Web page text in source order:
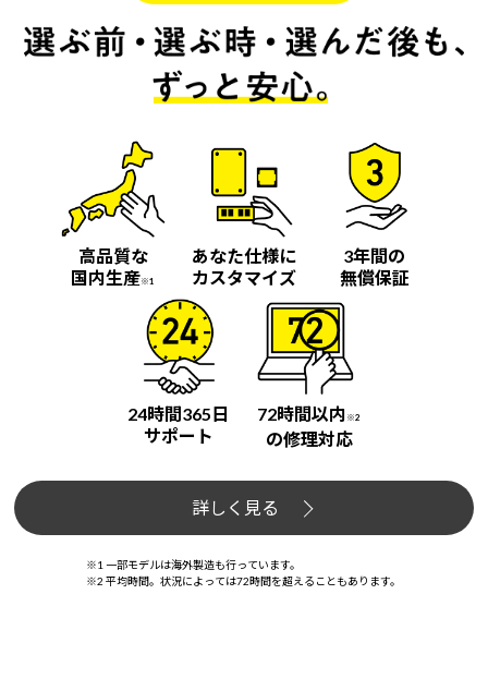
高品質な
国内生産※1
あなた仕様に
カスタマイズ
3年間の
無償保証
24時間365日
サポート
72時間以内 ※2
の修理対応
詳しく見る
※1 一部モデルは海外製造も行っています。
※2 平均時間。状況によっては72時間を超えることもあります。